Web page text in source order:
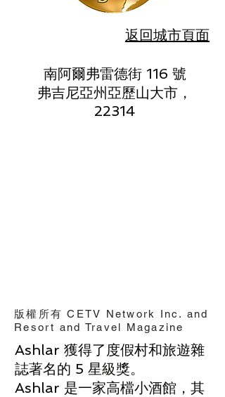
返回城市頁面
南阿爾弗雷德街 116 號
弗吉尼亞州亞歷山大市，
22314
版權所有 CETV Network Inc. and
Resort and Travel Magazine
Ashlar 獲得了度假村和旅遊雜
誌著名的 5 星級獎。
Ashlar 是一家高檔小酒館，其